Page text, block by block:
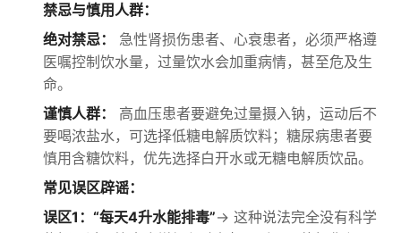
禁忌与慎用人群：
绝对禁忌：
急性肾损伤患者、心衰患者，必须严格遵
医嘱控制饮水量，过量饮水会加重病情，甚至危及生
命。
谨慎人群：
高血压患者要避免过量摄入钠，运动后不
要喝浓盐水，可选择低糖电解质饮料；糖尿病患者要
慎用含糖饮料，优先选择白开水或无糖电解质饮品。
常见误区辟谣：
误区1：“每天4升水能排毒”→ 这种说法完全没有科学